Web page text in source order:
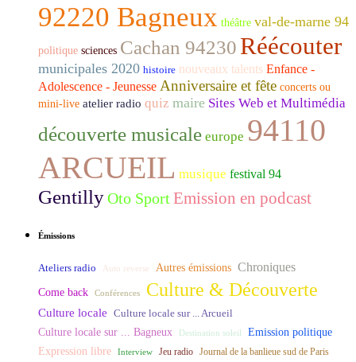
92220 Bagneux théâtre val-de-marne 94
politique sciences Cachan 94230 Réécouter
municipales 2020 histoire nouveaux talents Enfance -
Adolescence - Jeunesse Anniversaire et fête concerts ou
mini-live atelier radio quiz maire Sites Web et Multimédia
découverte musicale europe 94110
ARCUEIL musique festival 94
GentillyOto Sport Emission en podcast
Émissions
Ateliers radio Auto reverse Autres émissions Chroniques
Come back Conférences Culture & Découverte
Culture locale Culture locale sur ... Arcueil
Culture locale sur ... Bagneux Destination soleil Emission politique
Expression libre Interview Jeu radio Journal de la banlieue sud de Paris